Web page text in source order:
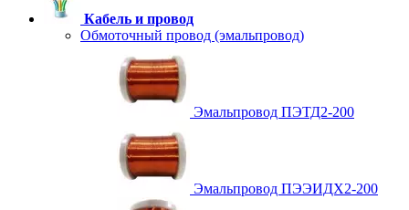
Кабель и провод
Обмоточный провод (эмальпровод)
Эмальпровод ПЭТД2-200
Эмальпровод ПЭЭИДХ2-200